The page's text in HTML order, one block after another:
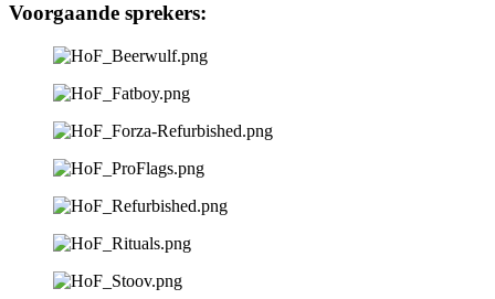
Voorgaande sprekers: